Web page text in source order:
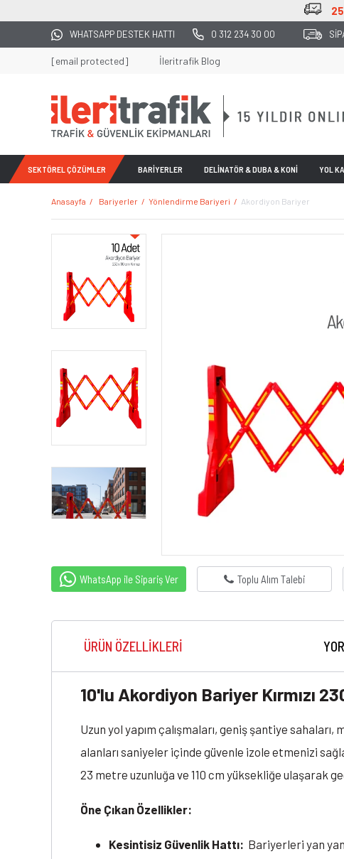
2500 TL ÜZERİ TÜM ALIŞVERİŞLERDE KARGO
WHATSAPP DESTEK HATTI 0 312 234 30 00
[email protected] İleritrafik Blog
SEKTÖREL ÇÖZÜMLER BARİYERLER DELİNATÖR & DUBA & KONİ YOL
Anasayfa Bariyerler Yönlendirme Bariyeri Akordiyon Bariyer
WhatsApp ile Sipariş Ver Toplu Alım Talebi
ÜRÜN ÖZELLIKLERI
10'lu Akordiyon Bariyer Kırmızı
Uzun yol yapım çalışmaları, geniş şantiye
alanları saniyeler içinde güvenle izole etmenizi
23 metre uzunluğa ve 110 cm yüksekliğe ulaşarak
Öne Çıkan Özellikler:
Kesintisiz Güvenlik Hattı: Bariyerleri yan